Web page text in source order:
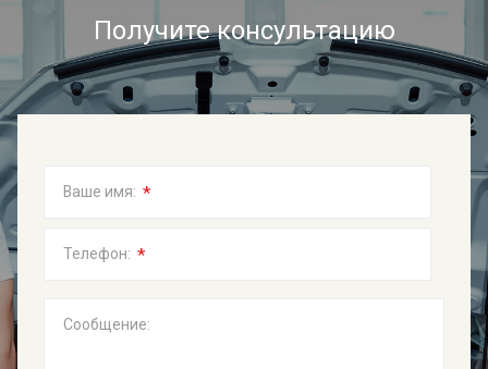
Получите консультацию
Ваше имя: *
Телефон: *
Сообщение: